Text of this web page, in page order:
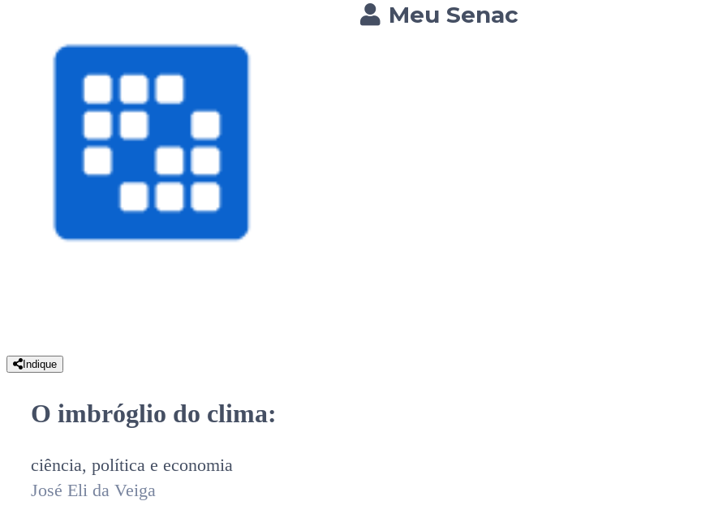
Meu Senac
Indique
O imbróglio do clima:
ciência, política e economia
José Eli da Veiga